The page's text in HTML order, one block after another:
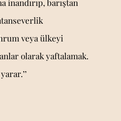
inandırıp, barıştan
veya ülkeyi
olarak yaftalamak.